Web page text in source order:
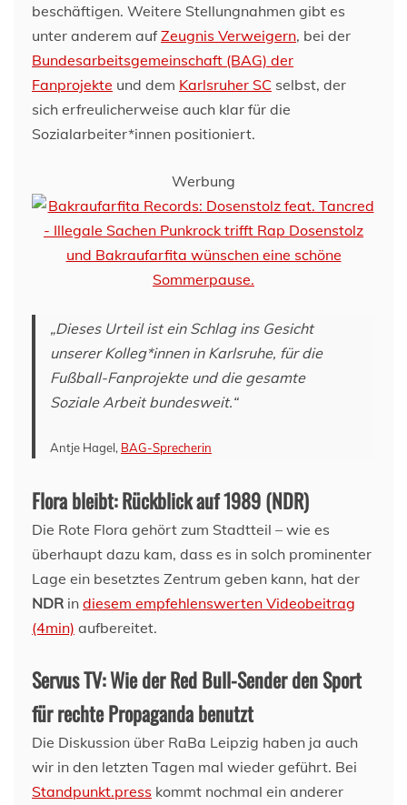
beschäftigen. Weitere Stellungnahmen gibt es
unter anderem aufZeugnis Verweigern, bei der
Bundesarbeitsgemeinschaft (BAG) der
Fanprojekte und dem Karlsruher SC selbst, der
sich erfreulicherweise auch klar für die
Sozialarbeiter*innen positioniert.
Werbung
„Dieses Urteil ist ein Schlag ins Gesicht
unserer Kolleg*innen in Karlsruhe, für die
Fußball-Fanprojekte und die gesamte
Soziale Arbeit bundesweit.“
Antje Hagel, BAG-Sprecherin
Flora bleibt: Rückblick auf 1989 (NDR)
Die Rote Flora gehört zum Stadtteil – wie es
überhaupt dazu kam, dass es in solch prominenter
Lage ein besetztes Zentrum geben kann, hat der
NDR in diesem empfehlenswerten Videobeitrag
(4min) aufbereitet.
Servus TV: Wie der Red Bull-Sender den Sport
für rechte Propaganda benutzt
Die Diskussion über RaBa Leipzig haben ja auch
wir in den letzten Tagen mal wieder geführt. Bei
Standpunkt.press kommt nochmal ein anderer